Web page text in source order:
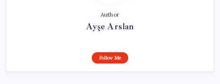
Author
Ayşe Arslan
Follow Me